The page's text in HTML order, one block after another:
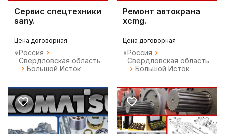
Сервис спецтехники
sany.
Цена договорная
Россия
Свердловская область
Большой Исток
Ремонт автокрана
xcmg.
Цена договорная
Россия
Свердловская область
Большой Исток